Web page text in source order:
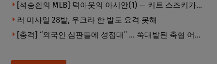
[석승환의 MLB] 덕아웃의 아시안(1) — 커트 스즈키가 우리에게 묻는 것
러 미사일 28발, 우크라 한 발도 요격 못해
[충격] “외국인 심판들에 성접대” … 쑥대밭된 축협 어디까지 추락하나